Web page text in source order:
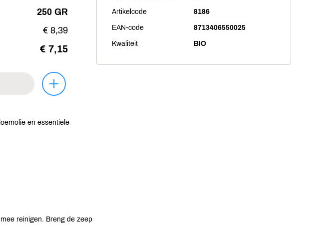
250 GR
€ 8,39
€ 7,15
en essentiele
reinigen. Breng de zeep
Artikelcode 8186
EAN-code 8713406550025
Kwaliteit BIO